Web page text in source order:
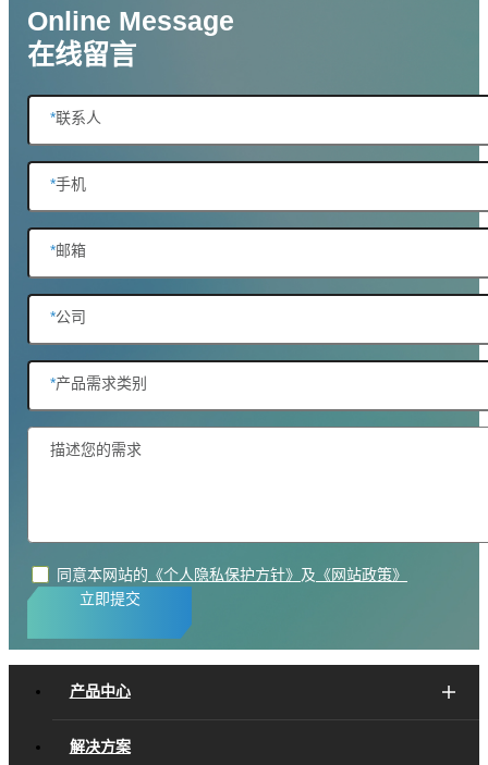
Online Message
在线留言
*联系人
*手机
*邮箱
*公司
*产品需求类别
描述您的需求
同意本网站的 《个人隐私保护方针》 及 《网站政策》
立即提交
产品中心
解决方案